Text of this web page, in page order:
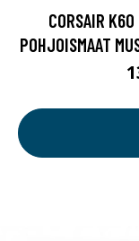
CORSAIR
POHJOISMAAT